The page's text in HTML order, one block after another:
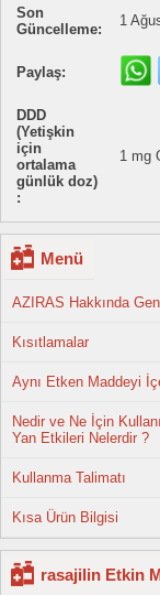
Son
Güncelleme:
1
Paylaş:
DDD
(Yetişkin
için
ortalama
günlük doz)
:
1 mg
Menü
AZIRAS Hakkında
Kısıtlamalar
Aynı Etken Maddeyi
Nedir ve Ne İçin
Yan Etkileri Nelerdir ?
Kullanma Talimatı
Kısa Ürün Bilgisi
rasajilin Etkin